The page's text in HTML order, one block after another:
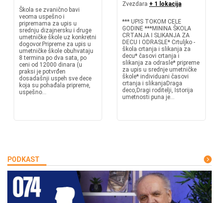
Škola se zvanično bavi
veoma uspešno i
pripremama za upis u
srednju dizajnersku i druge
umetničke škole uz konkretni
dogovor.Pripreme za upis u
umetničke škole obuhvataju
8 termina po dva sata, po
ceni od 12000 dinara (u
praksi je potvrđen
dosadašnji uspeh sve dece
koja su pohađala pripreme,
uspešno...
Zvezdara + 1 lokacija
*** UPIS TOKOM CELE
GODINE ***MININA ŠKOLA
CRTANJA I SLIKANJA ZA
DECU I ODRASLE* Crtuljko -
škola crtanja i slikanja za
decu* časovi crtanja i
slikanja za odrasle* pripreme
za upis u srednje umetničke
škole* individuani časovi
crtanja i slikanjaDraga
deco,Dragi roditelji, Istorija
umetnosti puna je...
PODKAST